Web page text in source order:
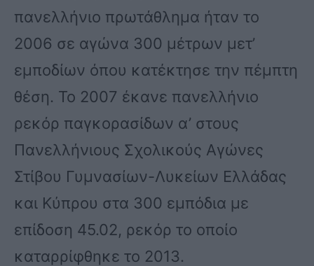
πανελλήνιο πρωτάθλημα ήταν το
2006 σε αγώνα 300 μέτρων μετ’
εμποδίων όπου κατέκτησε την πέμπτη
θέση. Το 2007 έκανε πανελλήνιο
ρεκόρ παγκορασίδων α’ στους
Πανελλήνιους Σχολικούς Αγώνες
Στίβου Γυμνασίων-Λυκείων Ελλάδας
και Κύπρου στα 300 εμπόδια με
επίδοση 45.02, ρεκόρ το οποίο
καταρρίφθηκε το 2013.